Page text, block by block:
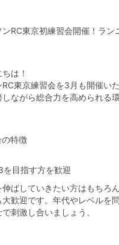
ンRC東京初練習会開催！ラ
は！
RC東京練習会を3月も開催い
ながら総合力を高められる
特徴
目指す方を歓迎
伸ばしていきたい方はもちろ
大歓迎です。年代やレベルを
刺激し合いましょう。